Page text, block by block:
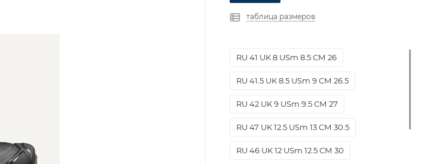
таблица размеров
RU 41 UK 8 USm 8.5 СМ 26
RU 41.5 UK 8.5 USm 9 СМ 26.5
RU 42 UK 9 USm 9.5 СМ 27
RU 47 UK 12.5 USm 13 СМ 30.5
RU 46 UK 12 USm 12.5 СМ 30